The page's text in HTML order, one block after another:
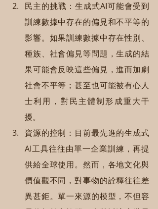
民主的挑戰：生成式AI可能會受到
訓練數據中存在的偏見和不平等的
影響。如果訓練數據中存在性別、
種族、社會偏見等問題，生成的結
果可能會反映這些偏見，進而加劇
社會不平等；甚至也可能被有心人
士利用，對民主體制形成重大干
擾。
資源的控制：目前最先進的生成式
AI工具往往由單一企業訓練，再提
供給全球使用。然而，各地文化與
價值觀不同，對事物的詮釋往往差
異甚鉅。單一來源的模型，不但容